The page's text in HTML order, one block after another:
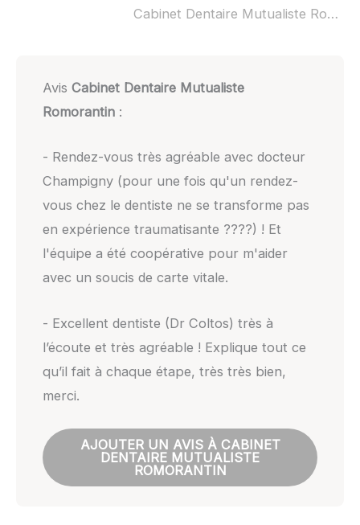
Cabinet Dentaire Mutualiste Romorantin ouvert dimanche :
Avis Cabinet Dentaire Mutualiste
Romorantin:
- Rendez-vous très agréable avec docteur
Champigny (pour une fois qu'un rendez-
vous chez le dentiste ne se transforme pas
en expérience traumatisante ????) ! Et
l'équipe a été coopérative pour m'aider
avec un soucis de carte vitale.
- Excellent dentiste (Dr Coltos) très à
l’écoute et très agréable ! Explique tout ce
qu’il fait à chaque étape, très très bien,
merci.
AJOUTER UN AVIS À CABINET
DENTAIRE MUTUALISTE
ROMORANTIN